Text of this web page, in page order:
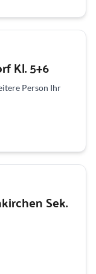
Kl. 5+6
Person Ihr
Sek.